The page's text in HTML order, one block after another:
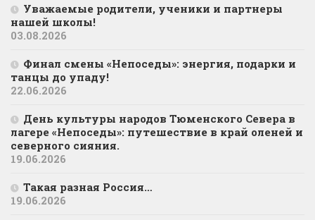
Уважаемые родители, ученики и партнеры
нашей школы!
03.08.2026
Финал смены «Непоседы»: энергия, подарки и
танцы до упаду!
22.06.2026
День культуры народов Тюменского Севера в
лагере «Непоседы»: путешествие в край оленей и
северного сияния.
19.06.2026
Такая разная Россия…
19.06.2026